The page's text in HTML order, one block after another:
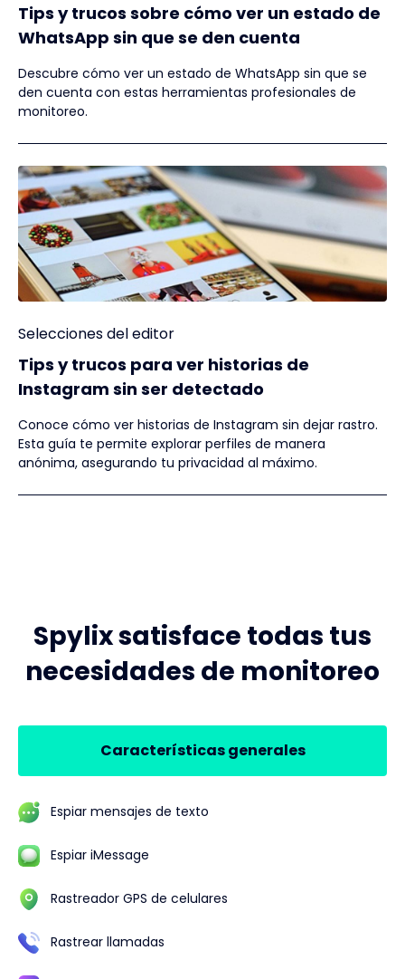
Tips y trucos sobre cómo ver un estado de
WhatsApp sin que se den cuenta
Descubre cómo ver un estado de WhatsApp sin que se
den cuenta con estas herramientas profesionales de
monitoreo.
Selecciones del editor
Tips y trucos para ver historias de
Instagram sin ser detectado
Conoce cómo ver historias de Instagram sin dejar rastro.
Esta guía te permite explorar perfiles de manera
anónima, asegurando tu privacidad al máximo.
Spylix satisface todas tus
necesidades de monitoreo
Características generales
Espiar mensajes de texto
Espiar iMessage
Rastreador GPS de celulares
Rastrear llamadas